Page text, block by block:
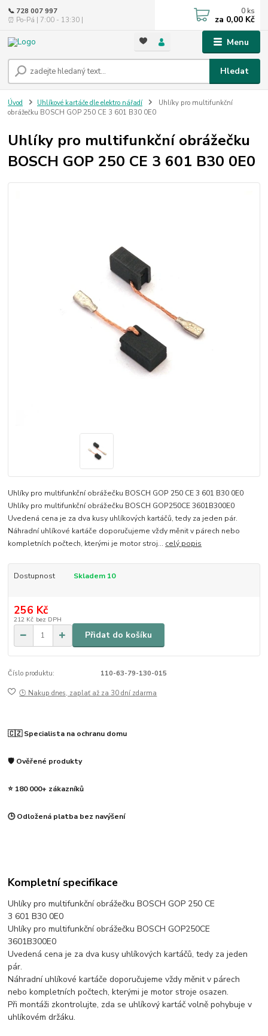
Menu
Hledat
📞 728 007 997
⏰ Po-Pá | 7:00 - 13:30 |
0 ks
za 0,00 Kč
Úvod Uhlíkové kartáče dle elektro nářadí
Uhlíky pro multifunkční
obrážečku BOSCH GOP 250 CE 3 601 B30 0E0
Uhlíky pro multifunkční obrážečku
BOSCH GOP 250 CE 3 601 B30 0E0
Uhlíky pro multifunkční obrážečku BOSCH GOP 250 CE 3 601 B30 0E0
Uhlíky pro multifunkční obrážečku BOSCH GOP250CE 3601B300E0
Uvedená cena je za dva kusy uhlíkových kartáčů, tedy za jeden pár.
Náhradní uhlíkové kartáče doporučujeme vždy měnit v párech nebo
kompletních počtech, kterými je motor stroj... celý popis
Dostupnost Skladem 10
256 Kč
212 Kč bez DPH
Přidat do košíku
Číslo produktu: 110-63-79-130-015
🕒 Nakup dnes, zaplať až za 30 dní zdarma
🇨🇿 Specialista na ochranu domu
🛡️ Ověřené produkty
⭐ 180 000+ zákazníků
🕒 Odložená platba bez navýšení
Kompletní specifikace
Uhlíky pro multifunkční obrážečku BOSCH GOP 250 CE
3 601 B30 0E0
Uhlíky pro multifunkční obrážečku BOSCH GOP250CE
3601B300E0
Uvedená cena je za dva kusy uhlíkových kartáčů, tedy za jeden
pár.
Náhradní uhlíkové kartáče doporučujeme vždy měnit v párech
nebo kompletních počtech, kterými je motor stroje osazen.
Při montáži zkontrolujte, zda se uhlíkový kartáč volně pohybuje v
uhlíkovém držáku.